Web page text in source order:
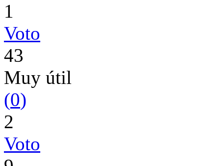
1
Voto
43
Muy útil
(0)
2
Voto